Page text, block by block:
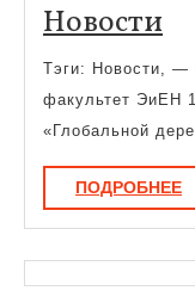
Новости
Тэги: Новости, —
факультет ЭиЕН
«Глобальной
ПОДРОБНЕЕ